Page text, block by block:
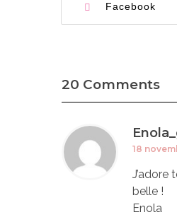
Facebook
20 Comments
18
J’adore
belle !
Enola